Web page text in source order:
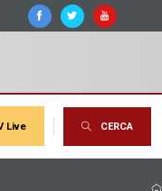
Live CERCA